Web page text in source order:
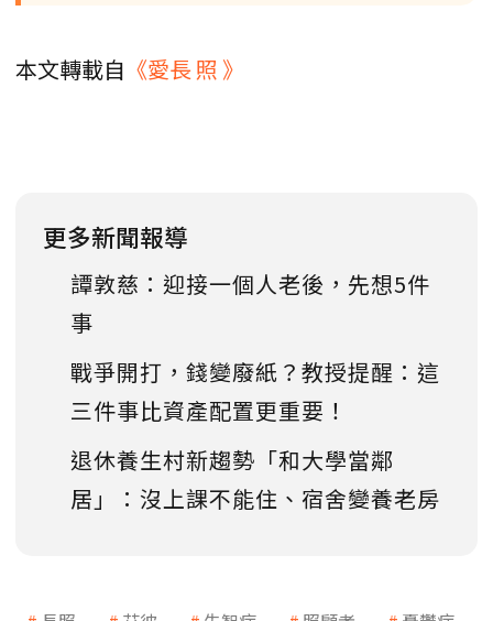
本文轉載自 《愛長 照 》
更多新聞報導
譚敦慈：迎接一個人老後，先想5件
事
戰爭開打，錢變廢紙？教授提醒：這
三件事比資產配置更重要！
退休養生村新趨勢「和大學當鄰
居」：沒上課不能住、宿舍變養老房